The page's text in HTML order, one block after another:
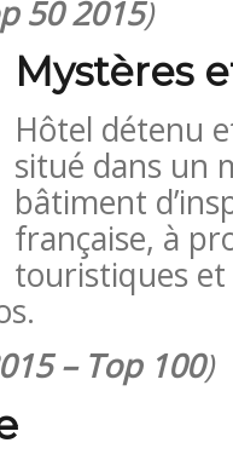
50 2015)
Mystères
Hôtel détenu
situé dans un
bâtiment
française, à
touristiques
– Top 100)